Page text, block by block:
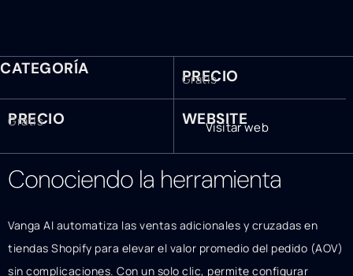
CATEGORÍA PRECIO
Gratis
PRECIO
Gratis WEBSITE
Visitar web
Conociendo la herramienta
Vanga AI automatiza las ventas adicionales y cruzadas en
tiendas Shopify para elevar el valor promedio del pedido (AOV)
sin complicaciones. Con un solo clic, permite configurar